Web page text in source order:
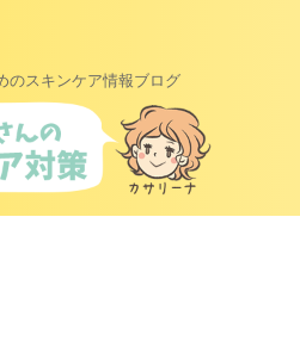
のスキンケア情報ブログ